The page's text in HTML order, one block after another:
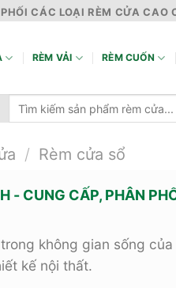
CÁC LOẠI RÈM CỬA CAO
RÈM VẢI RÈM CUỐN
/ Rèm cửa sổ
- CUNG CẤP, PHÂN
không gian sống
kế nội thất.